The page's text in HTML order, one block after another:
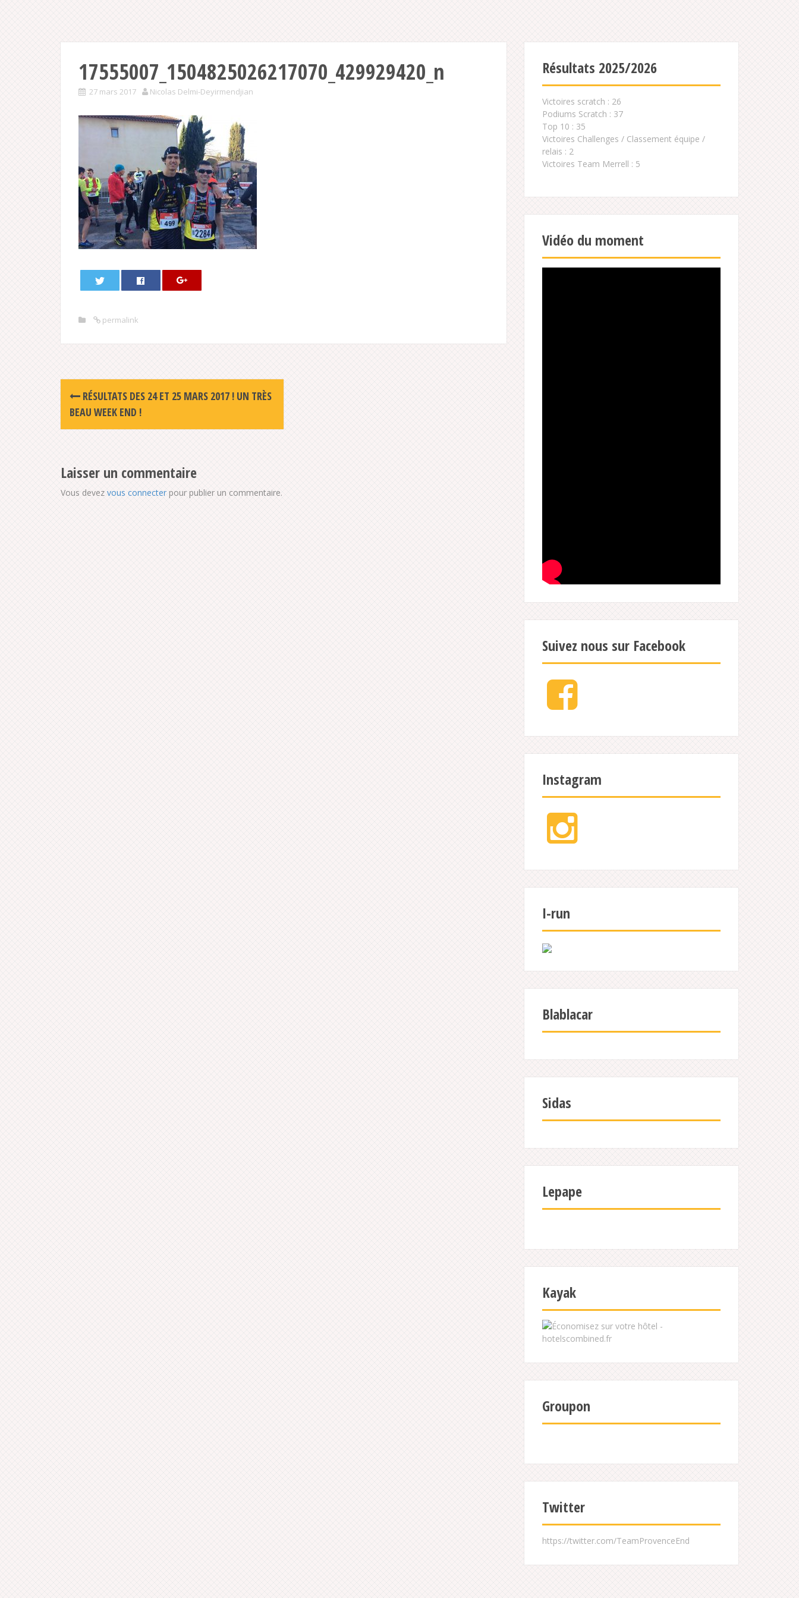
17555007_1504825026217070_429929420_n
27 mars 2017 Nicolas Delmi-Deyirmendjian
permalink
Post
navigation
RÉSULTATS DES 24 ET 25 MARS 2017 ! UN TRÈS
BEAU WEEK END !
Laisser un commentaire
Vous devez vous connecter pour publier un commentaire.
Résultats 2025/2026
Victoires scratch : 26
Podiums Scratch : 37
Top 10 : 35
Victoires Challenges / Classement équipe /
relais : 2
Victoires Team Merrell : 5
Vidéo du moment
Suivez nous sur Facebook
Facebook
Instagram
Instagram
I-run
Blablacar
Sidas
Lepape
Kayak
Groupon
Twitter
https://twitter.com/TeamProvenceEnd